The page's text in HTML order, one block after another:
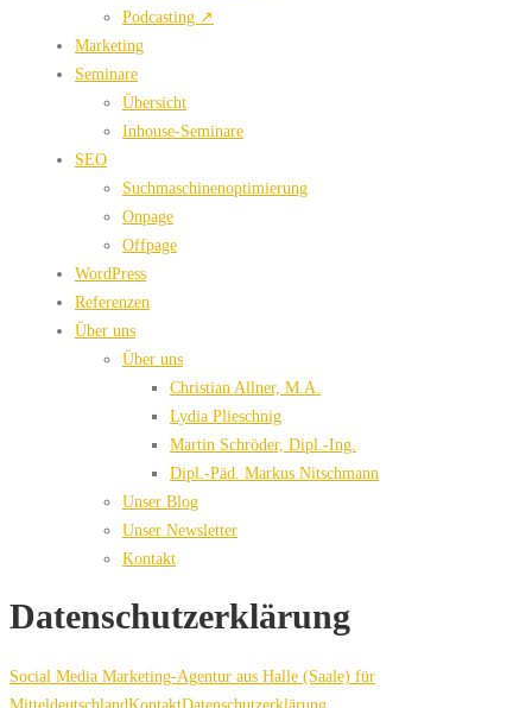
Podcasting ↗
Marketing
Seminare
Übersicht
Inhouse-Seminare
SEO
Suchmaschinenoptimierung
Onpage
Offpage
WordPress
Referenzen
Über uns
Über uns
Christian Allner, M.A.
Lydia Plieschnig
Martin Schröder, Dipl.-Ing.
Dipl.-Päd. Markus Nitschmann
Unser Blog
Unser Newsletter
Kontakt
Datenschutzerklärung
Social Media Marketing-Agentur aus Halle (Saale) für